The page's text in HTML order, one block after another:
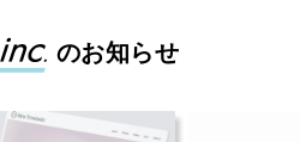
のお知らせ